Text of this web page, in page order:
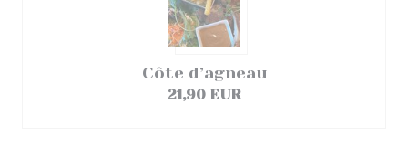
Côte d’agneau
21,90 EUR